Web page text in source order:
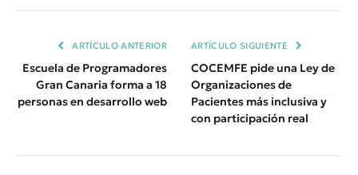
ARTÍCULO ANTERIOR
Escuela de Programadores
Gran Canaria forma a 18
personas en desarrollo web
ARTÍCULO SIGUIENTE
COCEMFE pide una Ley de
Organizaciones de
Pacientes más inclusiva y
con participación real